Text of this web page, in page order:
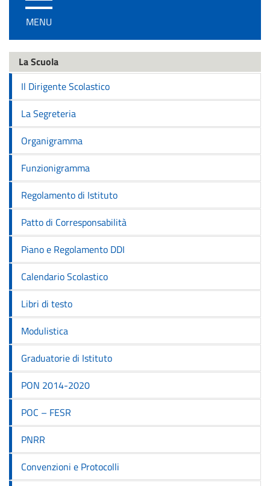
/
disattiva
navigazione
MENU
La Scuola
Il Dirigente Scolastico
La Segreteria
Organigramma
Funzionigramma
Regolamento di Istituto
Patto di Corresponsabilità
Piano e Regolamento DDI
Calendario Scolastico
Libri di testo
Modulistica
Graduatorie di Istituto
PON 2014-2020
POC – FESR
PNRR
Convenzioni e Protocolli